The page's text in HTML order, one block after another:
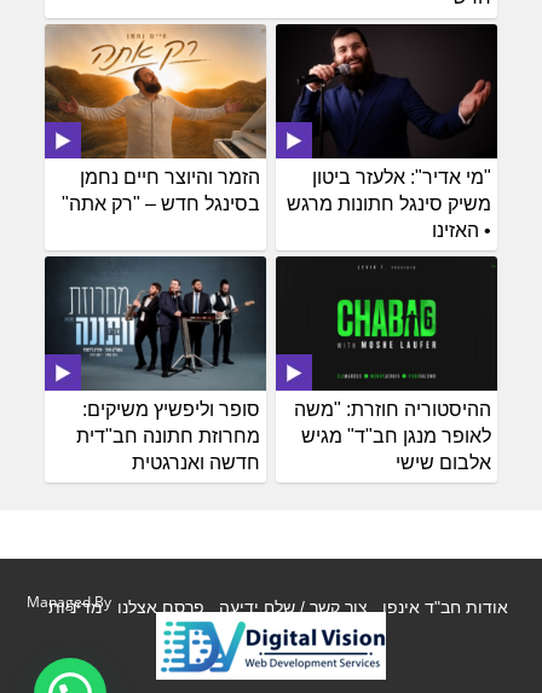
הזמר והיוצר חיים נחמן
בסינגל חדש – "רק אתה"
"מי אדיר": אלעזר ביטון
משיק סינגל חתונות מרגש
• האזינו
סופר וליפשיץ משיקים:
מחרוזת חתונה חב"דית
חדשה ואנרגטית
ההיסטוריה חוזרת: "משה
לאופר מנגן חב"ד" מגיש
אלבום שישי
אודות חב"ד אינפו צור קשר / שלח ידיעה פרסם אצלנו מדיניות
Managed By